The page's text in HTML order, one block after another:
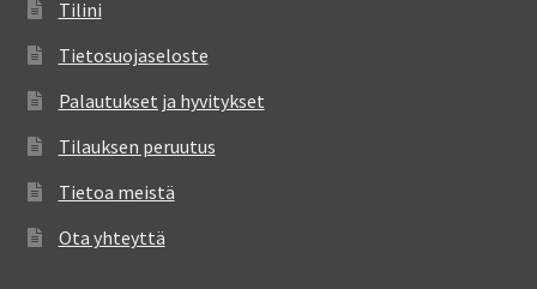
Tilini
Tietosuojaseloste
Palautukset ja hyvitykset
Tilauksen peruutus
Tietoa meistä
Ota yhteyttä